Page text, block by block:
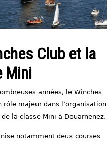
Club et la
Mini
années, le Winches
rôle majeur dans l’organisation
la classe Mini à Douarnenez.
notamment deux courses